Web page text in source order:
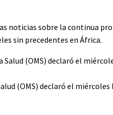
noticias sobre la continua
sin precedentes en África.
(OMS) declaró el